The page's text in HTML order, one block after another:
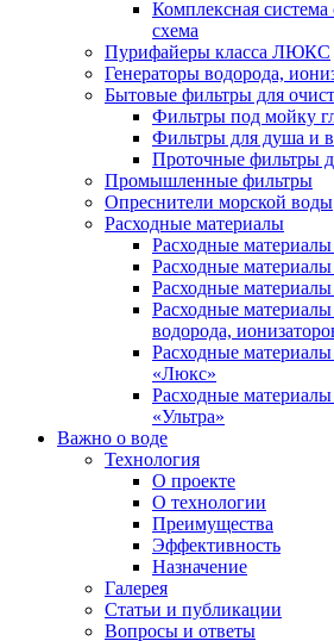
Комплексная
схема
Пурифайеры класса ЛЮКС
Генераторы водорода,
Бытовые фильтры для
Фильтры под мойку
Фильтры для душа и
Проточные фильтры
Промышленные фильтры
Опреснители морской воды
Расходные материалы
Расходные
Расходные
Расходные
Расходные материалы
водорода,
Расходные
«Люкс»
Расходные
«Ультра»
Важно о воде
Технология
О проекте
О технологии
Преимущества
Эффективность
Назначение
Галерея
Статьи и публикации
Вопросы и ответы